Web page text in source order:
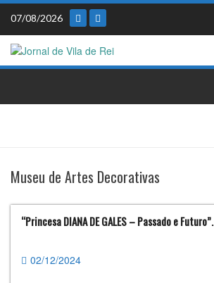
Skip
content
07/08/2026
Museu de Artes Decorativas
“Princesa DIANA DE GALES – Passado e Futuro”.
02/12/2024